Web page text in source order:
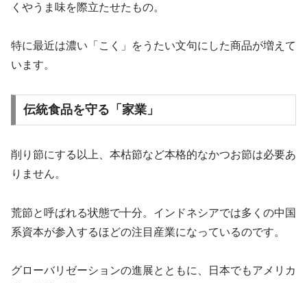
くやうま味を際立たせたもの。
特に最近は濃い「こく」をうたい文句にした商品が増えて
います。
伝統食品を守る「家業」
削り節にする以上、本枯節など本格的なかつお節は必要あ
りません。
荒節と呼ばれる状態で十分。インドネシアでは多くの中国
系資本が参入するほどの注目産業になっているのです。
グローバリゼーションの進展とともに、日本でもアメリカ